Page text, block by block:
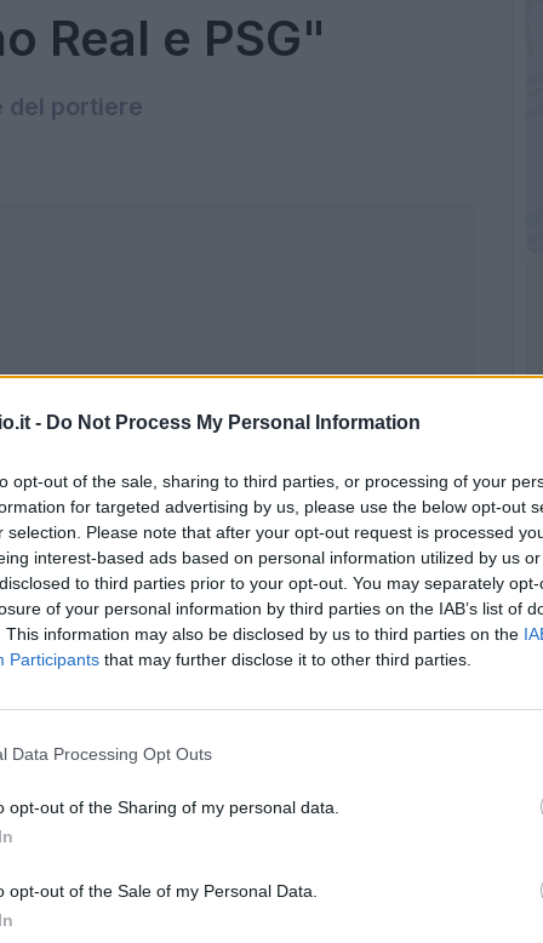
- Do Not Process My Personal Information
opt-out of the sale, sharing to third parties, or processing of your
for targeted advertising by us, please use the below opt-out
selection. Please note that after your opt-out request is processed
interest-based ads based on personal information utilized by us
to third parties prior to your opt-out. You may separately
of your personal information by third parties on the IAB’s list of
This information may also be disclosed by us to third parties on the
Participants that may further disclose it to other third parties.
Data Processing Opt Outs
opt-out of the Sharing of my personal data.
opt-out of the Sale of my Personal Data.
Real e PSG"
del portiere
(Getty images)
la Fiorentina, è dai più considerato come
dalla prossima stagione. Al riguardo,
da Stefano Castagna, procuratore del
della situazione del suo assistito ai
è stata presa,
mirino anche del Real Madrid
hanno in rosa dei portiere fortissimi, la
Un prestito di un anno, però, non è